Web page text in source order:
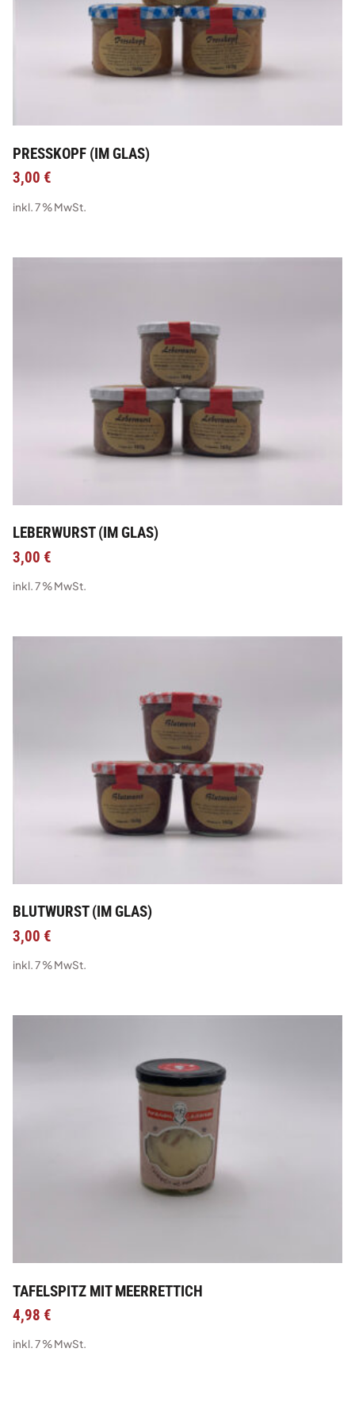
PRESSKOPF (IM GLAS)
3,00 €
inkl. 7 % MwSt.
LEBERWURST (IM GLAS)
3,00 €
inkl. 7 % MwSt.
BLUTWURST (IM GLAS)
3,00 €
inkl. 7 % MwSt.
TAFELSPITZ MIT MEERRETTICH
4,98 €
inkl. 7 % MwSt.